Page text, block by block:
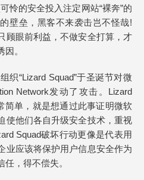
怜的安全投入注定网站“裸奔”的
壁垒，黑客不来袭击岂不怪哉!
顾眼前利益，不做安全打算，才
。
织“Lizard Squad”于圣诞节对微
Network发动了攻击。Lizard
简单，就是想通过此事证明微软
使他们各自升级安全技术，重视
Squad破坏行动更像是代表用
业应该将保护用户信息安全作为
，得不偿失。